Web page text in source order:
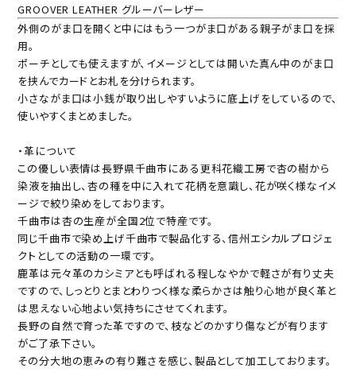
GROOVER LEATHER グルーバーレザー
外側のがま口を開くと中にはもう一つがま口がある親子がま口を採
用。
ポーチとしても使えますが、イメージとしては開いた真ん中のがま口
を挟んでカードとお札を分けられます。
小さながま口は小銭が取り出しやすいように底上げをしているので、
使いやすくまとめました。
・革について
この優しい表情は長野県千曲市にある更科花織工房で杏の樹から
染液を抽出し、杏の種を中に入れて花柄を意識し、花が咲く様なイメ
ージで絞り染めをしております。
千曲市は杏の生産が全国2位で特産です。
同じ千曲市で染め上げ千曲市で製品化する、信州エシカルプロジェ
クトとしての活動の一環です。
鹿革は元々革のカシミアとも呼ばれる程しなやかで軽さが有り丈夫
ですので、しっとりとまとわりつく様な柔らかさは触り心地が良く革と
は思えない心地よい気持ちにさせてくれます。
長野の自然で育った革ですので、枝などのかすり傷などが有ります
がご了承下さい。
その分大地の恵みの有り難さを感じ、製品として加工しております。